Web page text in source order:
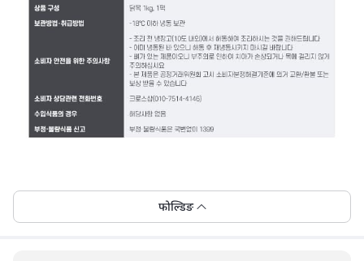
फोल्डिङ